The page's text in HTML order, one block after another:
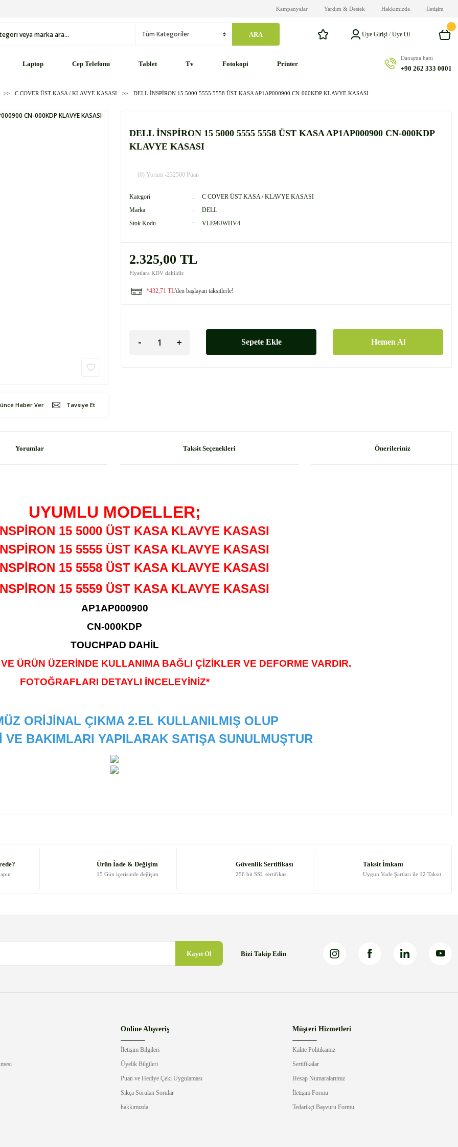
Kampanyalar Yardım & Destek Hakkımızda İletişim
ARA Üye Girişi /Üye Ol
Laptop Cep Telefonu Tablet Tv Fotokopi Printer
Danışma hattı
+90 262 333 0001
C COVER ÜST KASA / KLAVYE KASASI DELL İNSPİRON 15 5000 5555 5558 ÜST KASA AP1AP000900 CN-000KDP KLAVYE KASASI
Haber Ver Tavsiye Et
DELL İNSPİRON 15 5000 5555 5558 ÜST KASA AP1AP000900 CN-000KDP
KLAVYE KASASI
(0) Yorum -232500 Puan
Kategori
C COVER ÜST KASA / KLAVYE KASASI
Marka
DELL
Stok Kodu
VLE98JWHV4
2.325,00 TL
Fiyatlara KDV dahildir.
*432,71 TL'den başlayan taksitlerle!
Sepete Ekle Hemen Al
Yorumlar Taksit Seçenekleri Önerileriniz
UYUMLU MODELLER;
15 5000 ÜST KASA KLAVYE KASASI
15 5555 ÜST KASA KLAVYE KASASI
15 5558 ÜST KASA KLAVYE KASASI
15 5559 ÜST KASA KLAVYE KASASI
AP1AP000900
CN-000KDP
TOUCHPAD DAHİL
ÜRÜN ÜZERİNDE KULLANIMA BAĞLI ÇİZİKLER VE DEFORME VARDIR.
FOTOĞRAFLARI DETAYLI İNCELEYİNİZ*
ORİJİNAL ÇIKMA 2.EL KULLANILMIŞ OLUP
VE BAKIMLARI YAPILARAK SATIŞA SUNULMUŞTUR
Ürün İade & Değişim
15 Gün içerisinde değişim
Güvenlik Sertifikası
256 bit SSL sertifikası
Taksit İmkanı
Uygun Vade Şartları ile 12 Taksit
Kayıt Ol Bizi Takip Edin
Online Alışveriş
İletişim Bilgileri
Üyelik Bilgileri
Puan ve Hediye Çeki Uygulaması
Sıkça Sorulan Sorular
hakkımızda
Müşteri Hizmetleri
Kalite Politikamız
Sertifikalar
Hesap Numaralarımız
İletişim Formu
Tedarikçi Başvuru Formu